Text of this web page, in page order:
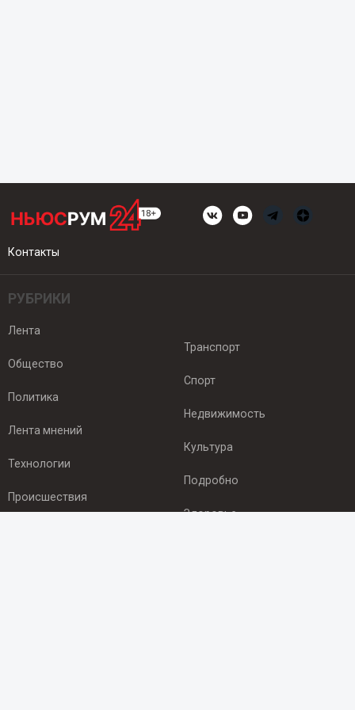
Контакты
РУБРИКИ
Лента
Общество
Политика
Лента мнений
Технологии
Происшествия
Транспорт
Спорт
Недвижимость
Культура
Подробно
Здоровье